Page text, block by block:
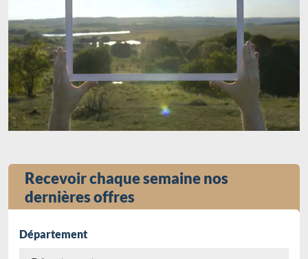
Recevoir chaque semaine nos
dernières offres
Département